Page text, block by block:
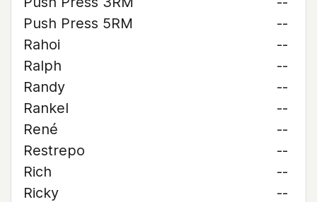
Push Press 5RM
--
Rahoi
--
Ralph
--
Randy
--
Rankel
--
René
--
Restrepo
--
Rich
--
Ricky
--